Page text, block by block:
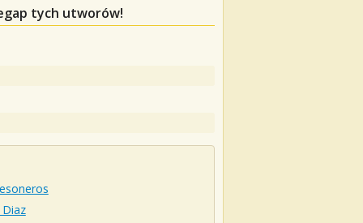
tych utworów!